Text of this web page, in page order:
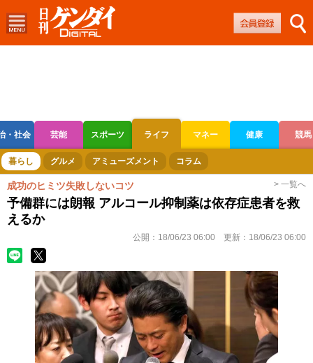
・社会 芸能 スポーツ ライフ マネー 健康 競馬
ボートレース 競輪 オートレース
暮らし グルメ アミューズメント コラム
成功のヒミツ失敗しないコツ > 一覧へ
予備群には朗報 アルコール抑制薬は依存症患者を救
えるか
公開： 18/06/23 06:00 更新： 18/06/23 06:00